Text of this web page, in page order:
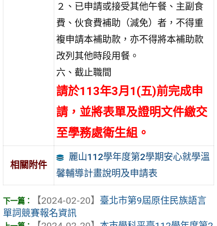
２、已申請或接受其他午餐、主副食
費、伙食費補助（減免）者，不得重
複申請本補助款，亦不得將本補助款
改列其他時段用餐。
六、截止職間
請於113年3月1(五)前完成申
請，並將表單及證明文件繳交
至學務處衛生組。
相關附件
麗山112學年度第2學期安心就學溫
馨輔導計畫說明及申請表
【2024-02-20】 臺北市第9屆原住民族語言
單詞競賽報名資訊